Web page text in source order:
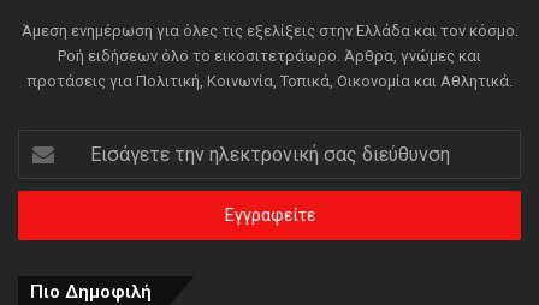
Άμεση ενημέρωση για όλες τις εξελίξεις στην Ελλάδα και τον κόσμο.
Ροή ειδήσεων όλο το εικοσιτετράωρο. Άρθρα, γνώμες και
προτάσεις για Πολιτική, Κοινωνία, Τοπικά, Οικονομία και Αθλητικά.
Εισάγετε
την
ηλεκτρονική
διεύθυνση
Πιο Δημοφιλή